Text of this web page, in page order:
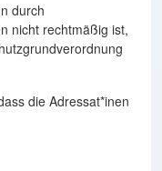
durch
nicht rechtmäßig ist,
die Adressat*inen